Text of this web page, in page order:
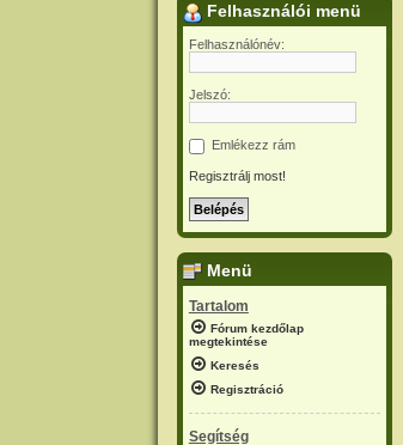
Felhasználói menü
Felhasználónév:
Jelszó:
Emlékezz rám
Regisztrálj most!
Menü
Tartalom
Fórum kezdőlap
megtekintése
Keresés
Regisztráció
Segítség